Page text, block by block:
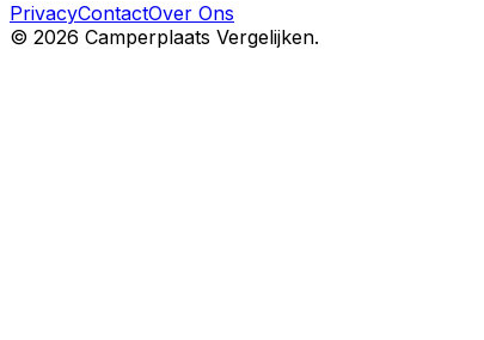
PrivacyContactOver Ons
© 2026 Camperplaats Vergelijken.